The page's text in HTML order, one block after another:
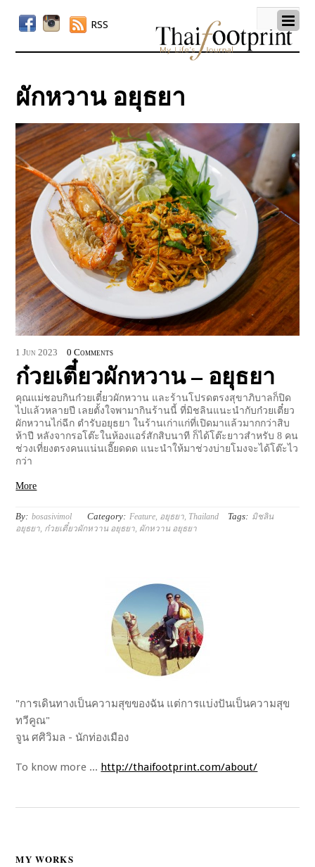
RSS
ผักหวาน อยุธยา
1 Jun 2023 0 Comments
ก๋วยเตี๋ยวผักหวาน – อยุธยา
คุณแม่ชอบกินก๋วยเตี๋ยวผักหวาน และร้านโปรดตรงสุขาภิบาลก็ปิด
ไปแล้วหลายปี เลยตั้งใจพามากินร้านนี้ ที่มิชลินแนะนำกับก๋วยเตี๋ยว
ผักหวานไก่ฉีก ตำรับอยุธยา ในร้านเก่าแก่ที่เปิดมาแล้วมากกว่าสิบ
ห้าปี หลังจากรอโต๊ะในห้องแอร์สักสิบนาที ก็ได้โต๊ะยาวสำหรับ 8 คน
ช่วงเที่ยงตรงคนแน่นเอี๊ยดดด แนะนำให้มาช่วงบ่ายโมงจะได้โต๊ะไว
กว่า
More
By: bosasivimol Category: Feature อยุธยา Thailand Tags: มิชลิน
อยุธยา ก๋วยเตี๋ยวผักหวาน อยุธยา ผักหวาน อยุธยา
"การเดินทางเป็นความสุขของฉัน แต่การแบ่งปันเป็นความสุข
ทวีคูณ"
จูน ศศิวิมล - นักท่องเมือง
To know more ... http://thaifootprint.com/about/
MY WORKS